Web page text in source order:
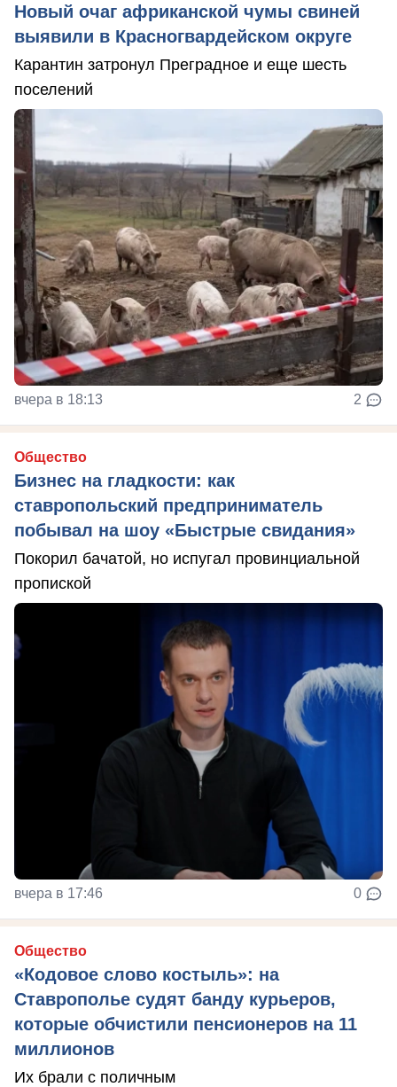
Новый очаг африканской чумы свиней
выявили в Красногвардейском округе
Карантин затронул Преградное и еще шесть
поселений
вчера в 18:13 2
Общество
Бизнес на гладкости: как
ставропольский предприниматель
побывал на шоу «Быстрые свидания»
Покорил бачатой, но испугал провинциальной
пропиской
вчера в 17:46 0
Общество
«Кодовое слово костыль»: на
Ставрополье судят банду курьеров,
которые обчистили пенсионеров на 11
миллионов
Их брали с поличным